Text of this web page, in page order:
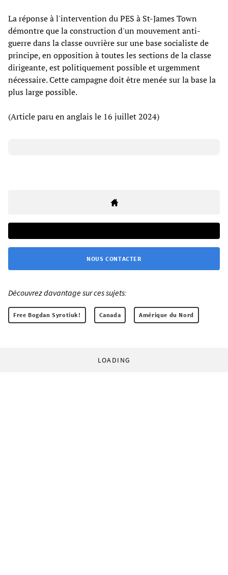
La réponse à l'intervention du PES à St-James Town
démontre que la construction d'un mouvement anti-
guerre dans la classe ouvrière sur une base socialiste de
principe, en opposition à toutes les sections de la classe
dirigeante, est politiquement possible et urgemment
nécessaire. Cette campagne doit être menée sur la base la
plus large possible.
(Article paru en anglais le 16 juillet 2024)
NOUS CONTACTER
Découvrez davantage sur ces sujets:
Free Bogdan Syrotiuk! Canada Amérique du Nord
LOADING